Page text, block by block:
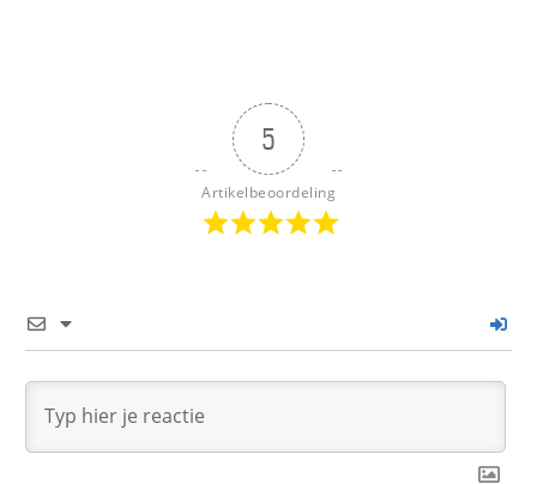
5
Artikelbeoordeling